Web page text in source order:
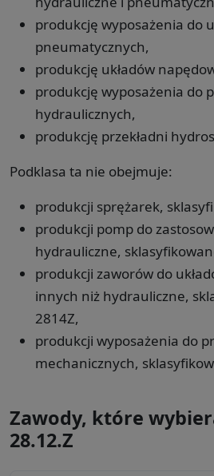
produkcję wyposażenia do
pneumatycznych,
produkcję układów
produkcję wyposażenia do
hydraulicznych,
produkcję przekładni
Podklasa ta nie obejmuje:
produkcji sprężarek,
produkcji pomp do
hydrauliczne,
produkcji zaworów do
innych niż hydrauliczne,
2814Z,
produkcji wyposażenia do
mechanicznych,
Zawody, które
28.12.Z